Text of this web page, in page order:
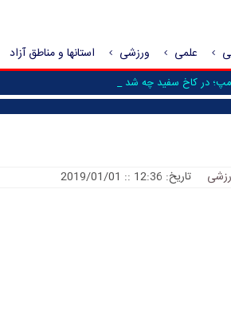
علمی ورزشی استانها و مناطق آزاد
در کاخ سفید چه شد که حمله _
تاریخ: 12:36 :: 2019/01/01